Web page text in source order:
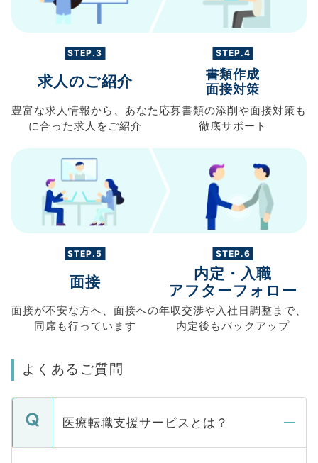
STEP.3
求人のご紹介
豊富な求人情報から、 あなた
に合った求人を ご紹介
STEP.4
書類作成
面接対策
応募書類の添削や面接対策も
徹底サポート
STEP.5
面接
面接が不安な方へ、 面接への
同席も行っています
STEP.6
内定・入職
アフターフォロー
年収交渉や入社日調整まで、
内定後もバックアップ
よくあるご質問
医療転職支援サービスとは？